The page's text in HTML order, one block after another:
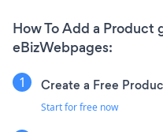
How To Add a Product
eBizWebpages:
Create a Free
Start for free now